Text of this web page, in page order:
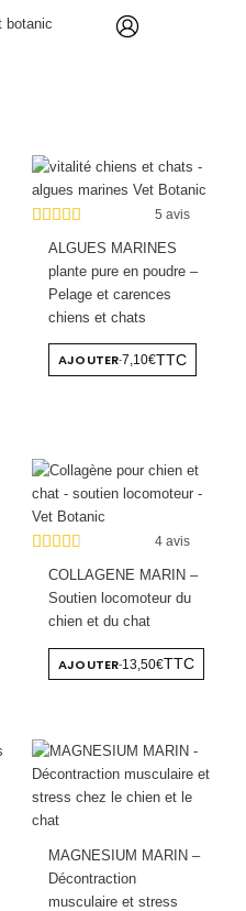
5 avis
ALGUES MARINES
plante pure en poudre –
Pelage et carences
chiens et chats
AJOUTER-7,10€TTC
4 avis
COLLAGENE MARIN –
Soutien locomoteur du
chien et du chat
AJOUTER-13,50€TTC
MAGNESIUM MARIN –
Décontraction
musculaire et stress